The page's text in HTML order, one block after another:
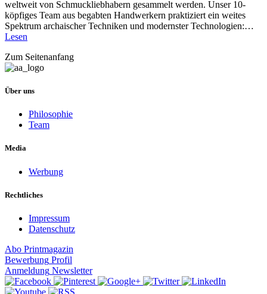
weltweit von Schmuckliebhabern gesammelt werden. Unser 10-
köpfiges Team aus begabten Handwerkern praktiziert ein weites
Spektrum archaischer Techniken und modernster Technologien:…
Lesen
Zum Seitenanfang
Über uns
Philosophie
Team
Media
Werbung
Rechtliches
Impressum
Datenschutz
Abo Printmagazin
Bewerbung Profil
Anmeldung Newsletter